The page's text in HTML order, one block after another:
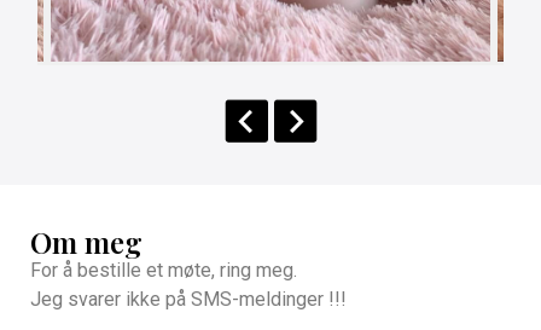
Om meg
For å bestille et møte, ring meg.
Jeg svarer ikke på SMS-meldinger !!!